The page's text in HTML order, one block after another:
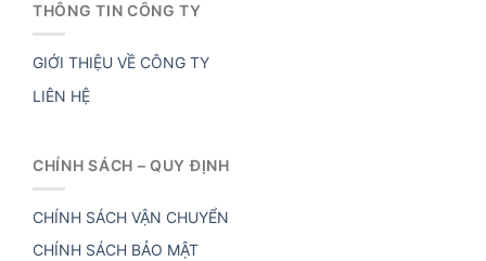
THÔNG TIN CÔNG TY
GIỚI THIỆU VỀ CÔNG TY
LIÊN HỆ
CHÍNH SÁCH – QUY ĐỊNH
CHÍNH SÁCH VẬN CHUYỂN
CHÍNH SÁCH BẢO MẬT